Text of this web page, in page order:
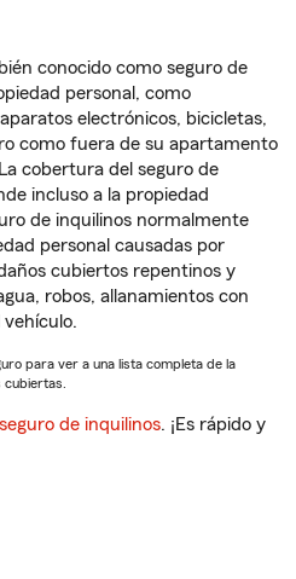
conocido como seguro de
personal, como
electrónicos, bicicletas,
como fuera de su apartamento
cobertura del seguro de
incluso a la propiedad
de inquilinos normalmente
personal causadas por
cubiertos repentinos y
robos, allanamientos con
vehículo.
para ver a una lista completa de la
de inquilinos. ¡Es rápido y